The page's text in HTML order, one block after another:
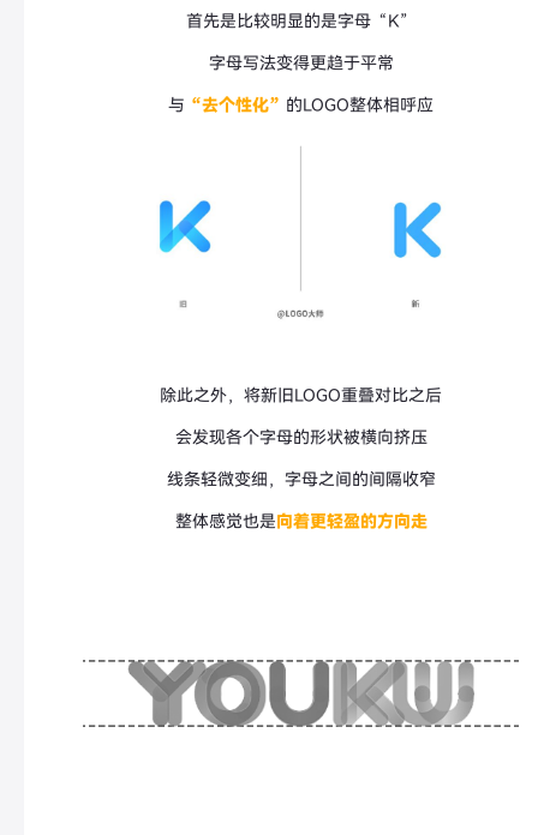
首先是比较明显的是字母“K”
字母写法变得更趋于平常
与 “去个性化” 的LOGO整体相呼应
除此之外，将新旧LOGO重叠对比之后
会发现各个字母的形状被横向挤压
线条轻微变细，字母之间的间隔收窄
整体感觉也是向着更轻盈的方向走